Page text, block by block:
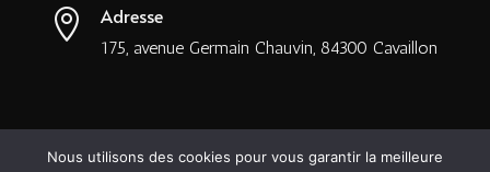
 Adresse
175, avenue Germain Chauvin, 84300 Cavaillon
Nous utilisons des cookies pour vous garantir la meilleure